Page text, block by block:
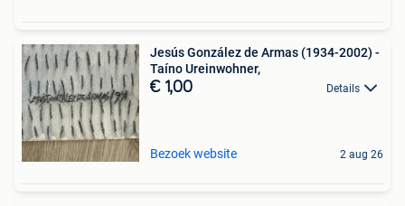
Jesús González de Armas (1934-2002) -
Taíno Ureinwohner,
€ 1,00 Details
Bezoek website 2 aug 26